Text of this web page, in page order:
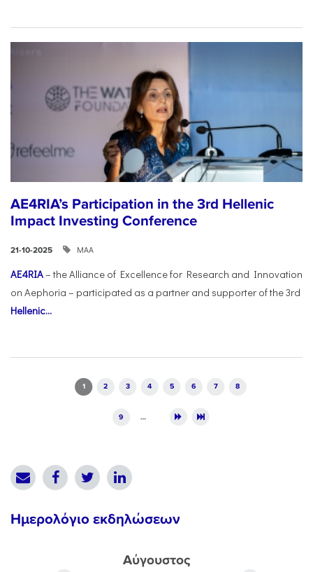
AE4RIA’s Participation in the 3rd Hellenic
Impact Investing Conference
21-10-2025 ΜΑΑ
AE4RIA– the Alliance of Excellence for Research and Innovation
on Aephoria – participated as a partner and supporter of the 3rd
Hellenic...
1 2 3 4 5 6 7 8
9 …
Ημερολόγιο εκδηλώσεων
Αύγουστος